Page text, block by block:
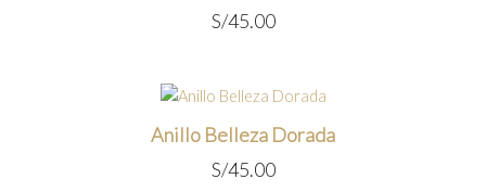
S/45.00
Anillo Belleza Dorada
S/45.00